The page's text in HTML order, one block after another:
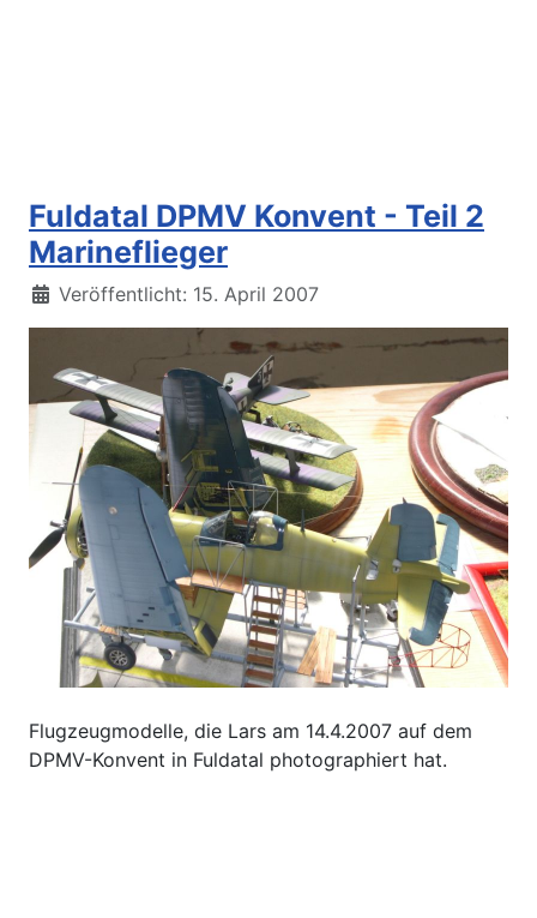
Fuldatal DPMV Konvent - Teil 2
Marineflieger
Details
Veröffentlicht: 15. April 2007
Flugzeugmodelle, die Lars am 14.4.2007 auf dem
DPMV-Konvent in Fuldatal photographiert hat.